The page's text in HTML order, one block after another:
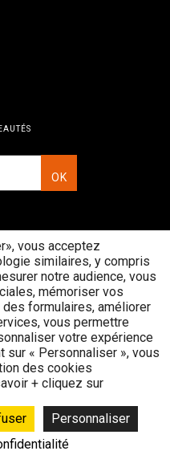
OK
DE VENTE DE
AUX
MOINS DE 18 ANS
majorité de l'acheteur est
de la vente en ligne
PUBLIQUE, ART. L. 3342-1 et
L. 3353-3
la santé, consommez avec
vous acceptez
similaires, y compris
notre audience, vous
mémoriser vos
formulaires, améliorer
vous permettre
votre expérience
sur « Personnaliser », vous
des cookies
+ cliquez sur
Personnaliser